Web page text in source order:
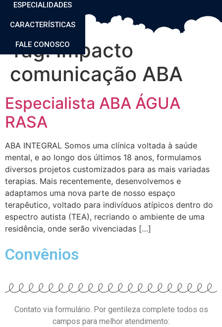
ESPECIALIDADES
CARACTERÍSTICAS
FALE CONOSCO
Tag:Impacto
comunicação ABA
Especialista ABA ÁGUA
RASA
ABA INTEGRAL Somos uma clínica voltada à saúde
mental, e ao longo dos últimos 18 anos, formulamos
diversos projetos customizados para as mais variadas
terapias. Mais recentemente, desenvolvemos e
adaptamos uma nova parte de nosso espaço
terapêutico, voltado para indivíduos atípicos dentro do
espectro autista (TEA), recriando o ambiente de uma
residência, onde serão vivenciadas […]
Convênios
Contato via formulário. Por gentileza complete todos os
campos para melhor atendimento: